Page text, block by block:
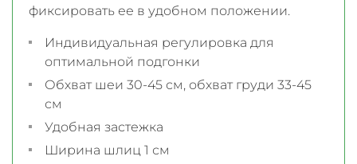
фиксировать ее в удобном положении.
Индивидуальная регулировка для
оптимальной подгонки
Обхват шеи 30-45 см, обхват груди 33-45
см
Удобная застежка
Ширина шлиц 1 см